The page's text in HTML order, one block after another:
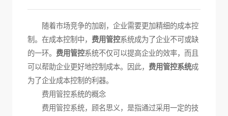
随着市场竞争的加剧，企业需要更加精细的成本控
制。在成本控制中， 费用管控系统成为了企业不可或缺
的一环。 费用管控系统不仅可以提高企业的效率，而且
可以帮助企业更好地控制成本。因此， 费用管控系统成
为了企业成本控制的利器。
费用管控系统的概念
费用管控系统，顾名思义，是指通过采用一定的技